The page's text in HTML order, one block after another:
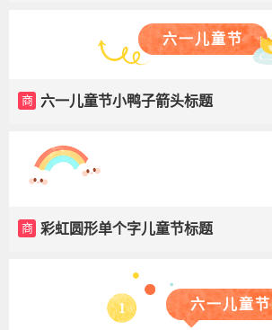
六一儿童节
商 六一儿童节小鸭子箭头标题
商 彩虹圆形单个字儿童节标题
1 六一儿童节